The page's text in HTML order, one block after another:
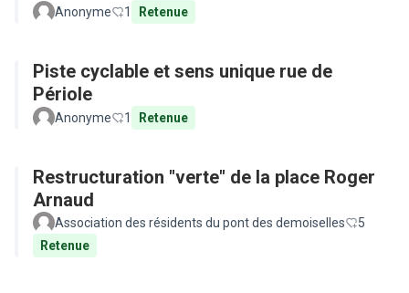
Anonyme 1 Retenue
Piste cyclable et sens unique rue de
Périole
Anonyme 1 Retenue
Restructuration "verte" de la place Roger
Arnaud
Association des résidents du pont des demoiselles
5
Retenue